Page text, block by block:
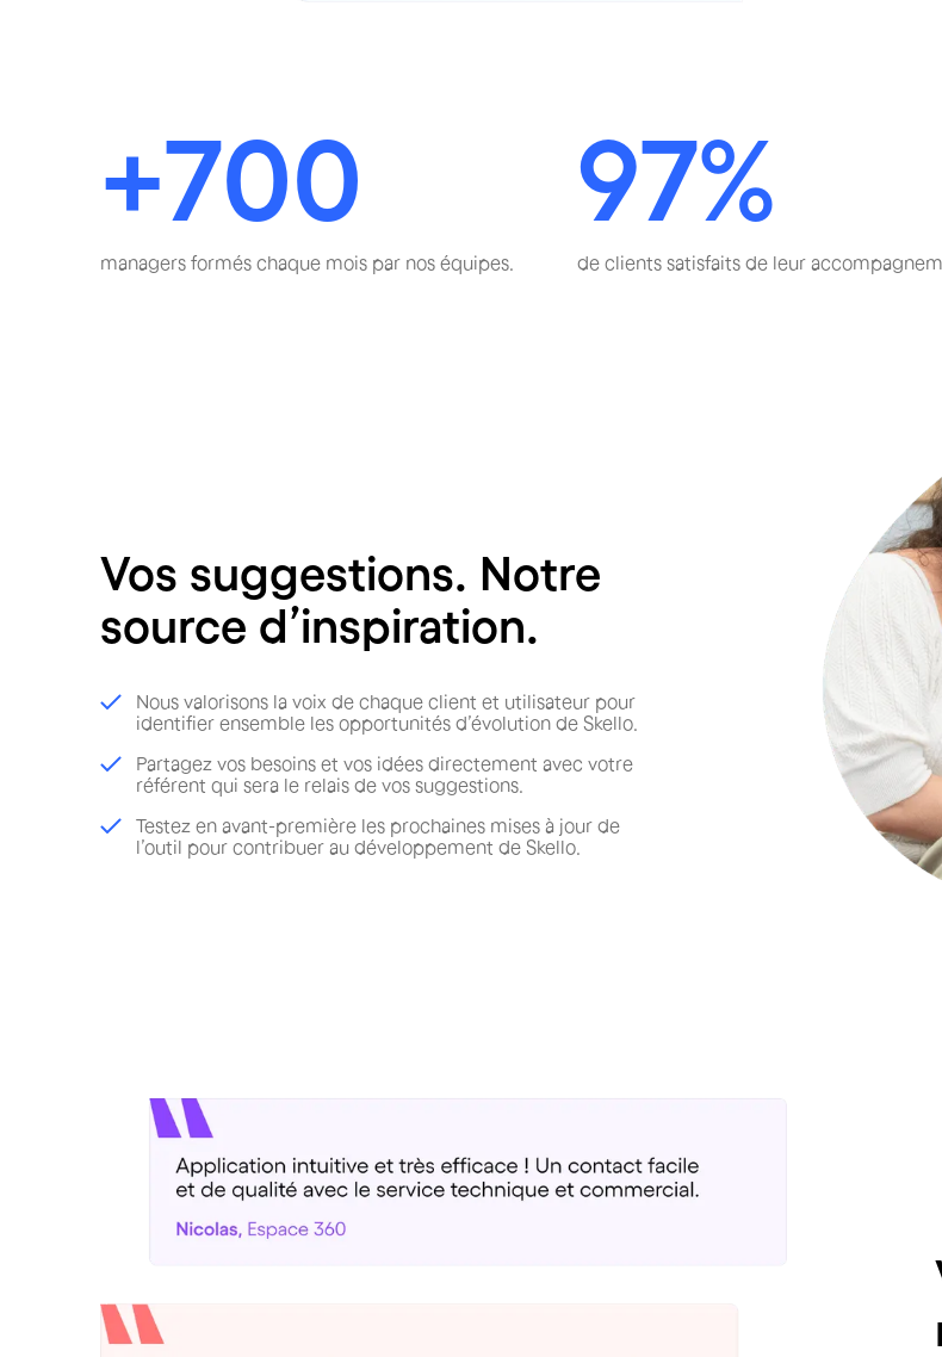
+700
managers formés chaque mois par nos équipes.
97%
de clients satisfaits de leur
Vos suggestions. Notre
source d’inspiration.
Nous valorisons la voix de chaque client et utilisateur pour
identifier ensemble les opportunités d’évolution de Skello.
Partagez vos besoins et vos idées directement avec votre
référent qui sera le relais de vos suggestions.
Testez en avant-première les prochaines mises à jour de
l’outil pour contribuer au développement de Skello.